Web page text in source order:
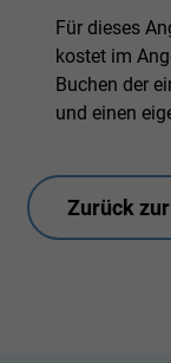
Für dieses
kostet im
Buchen der
und einen
Zurück